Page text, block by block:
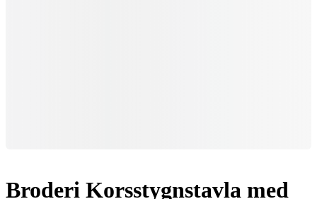
Broderi Korsstygnstavla med